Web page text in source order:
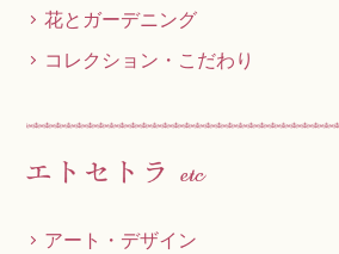
花とガーデニング
コレクション・こだわり
アート・デザイン